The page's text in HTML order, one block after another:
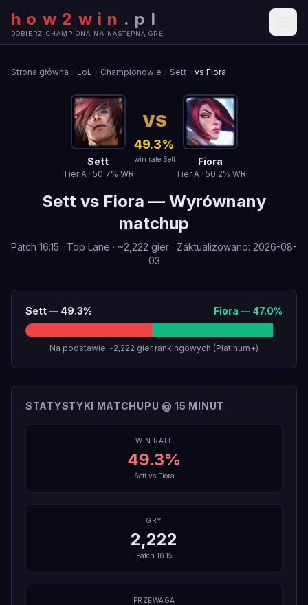
how2win . pl
DOBIERZ CHAMPIONA NA NASTĘPNĄ GRĘ
Strona główna LoL Championowie Sett vs Fiora
Sett
TierA· 50.7% WR
VS
49.3%
win rate Sett Fiora
TierA· 50.2% WR
Sett vs Fiora — Wyrównany
matchup
Patch 16.15 · Top Lane · ~2,222 gier · Zaktualizowano: 2026-08-
03
Sett— 49.3% Fiora — 47.0%
Na podstawie ~2,222 gier rankingowych (Platinum+)
STATYSTYKI MATCHUPU @ 15 MINUT
WIN RATE
49.3%
Settvs Fiora
GRY
2,222
Patch 16.15
PRZEWAGA